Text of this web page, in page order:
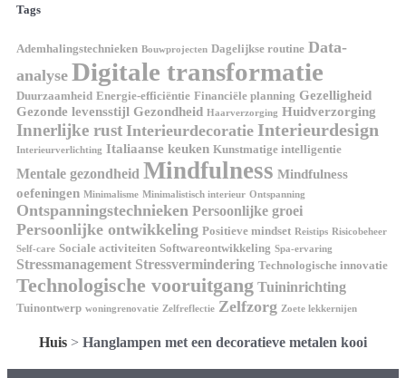
Tags
Ademhalingstechnieken Bouwprojecten Dagelijkse routine Data-
analyse Digitale transformatie
Duurzaamheid Energie-efficiëntie Financiële planning Gezelligheid
Gezonde levensstijl Gezondheid Haarverzorging Huidverzorging
Innerlijke rust Interieurdecoratie Interieurdesign
Interieurverlichting Italiaanse keuken Kunstmatige intelligentie
Mentale gezondheid Mindfulness Mindfulness
oefeningen Minimalisme Minimalistisch interieur Ontspanning
Ontspanningstechnieken Persoonlijke groei
Persoonlijke ontwikkeling Positieve mindset Reistips Risicobeheer
Self-care Sociale activiteiten Softwareontwikkeling Spa-ervaring
Stressmanagement Stressvermindering Technologische innovatie
Technologische vooruitgang Tuininrichting
Tuinontwerp woningrenovatie Zelfreflectie Zelfzorg Zoete lekkernijen
Huis > Hanglampen met een decoratieve metalen kooi